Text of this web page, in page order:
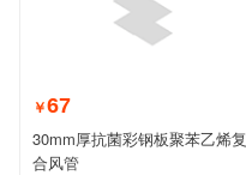
￥67
30mm厚抗菌彩钢板聚苯乙烯复
合风管